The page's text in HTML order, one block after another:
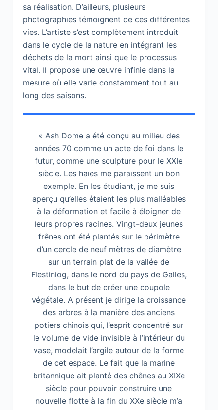
sa réalisation. D’ailleurs, plusieurs
photographies témoignent de ces différentes
vies. L’artiste s’est complètement introduit
dans le cycle de la nature en intégrant les
déchets de la mort ainsi que le processus
vital. Il propose une œuvre infinie dans la
mesure où elle varie constamment tout au
long des saisons.
« Ash Dome a été conçu au milieu des
années 70 comme un acte de foi dans le
futur, comme une sculpture pour le XXIe
siècle. Les haies me paraissent un bon
exemple. En les étudiant, je me suis
aperçu qu’elles étaient les plus malléables
à la déformation et facile à éloigner de
leurs propres racines. Vingt-deux jeunes
frênes ont été plantés sur le périmètre
d’un cercle de neuf mètres de diamètre
sur un terrain plat de la vallée de
Flestiniog, dans le nord du pays de Galles,
dans le but de créer une coupole
végétale. A présent je dirige la croissance
des arbres à la manière des anciens
potiers chinois qui, l’esprit concentré sur
le volume de vide invisible à l’intérieur du
vase, modelait l’argile autour de la forme
de cet espace. Le fait que la marine
britannique ait planté des chênes au XIXe
siècle pour pouvoir construire une
nouvelle flotte à la fin du XXe siècle m’a